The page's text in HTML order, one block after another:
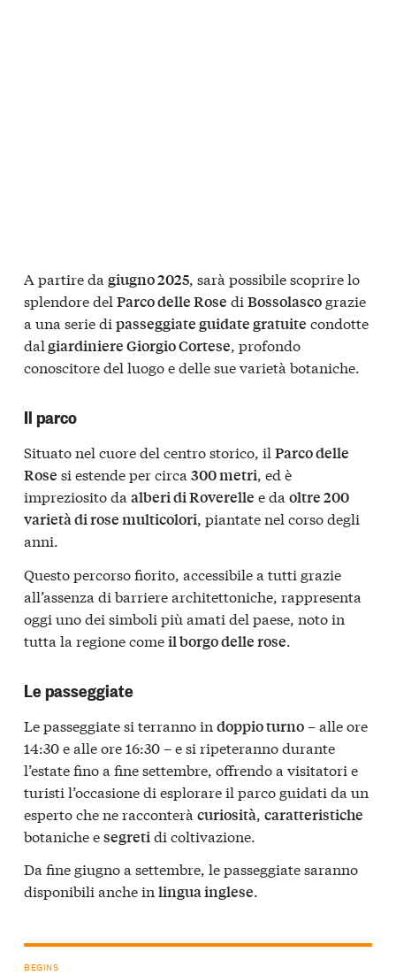
A partire da giugno 2025, sarà possibile scoprire lo
splendore del Parco delle Rose di Bossolasco grazie
a una serie di passeggiate guidate gratuite condotte
dalgiardiniere Giorgio Cortese, profondo
conoscitore del luogo e delle sue varietà botaniche.
Il parco
Situato nel cuore del centro storico, il Parco delle
Rose si estende per circa 300 metri, ed è
impreziosito da alberi di Roverelle e da oltre 200
varietà di rose multicolori, piantate nel corso degli
anni.
Questo percorso fiorito, accessibile a tutti grazie
all’assenza di barriere architettoniche, rappresenta
oggi uno dei simboli più amati del paese, noto in
tutta la regione comeil borgo delle rose
Le passeggiate
Le passeggiate si terranno in doppio turno– alle ore
14:30 e alle ore 16:30 – e si ripeteranno durante
l’estate fino a fine settembre, offrendo a visitatori e
turisti l’occasione di esplorare il parco guidati da un
esperto che ne racconterà curiosità, caratteristiche
botaniche esegretidi coltivazione.
Da fine giugno a settembre, le passeggiate saranno
disponibili anche in lingua inglese.
BEGINS